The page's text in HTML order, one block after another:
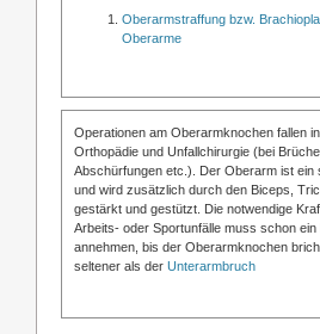
Oberarmstraffung bzw.
Oberarme
Operationen am Oberarmknochen fallen
Orthopädie und Unfallchirurgie (bei
Abschürfungen etc.). Der Oberarm ist ein
und wird zusätzlich durch den Biceps,
gestärkt und gestützt. Die notwendige
Arbeits- oder Sportunfälle muss schon
annehmen, bis der Oberarmknochen
seltener als der Unterarmbruch